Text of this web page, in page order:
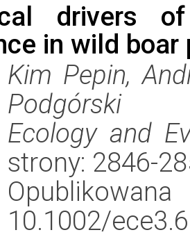
drivers
in wild
Kim Pepin,
Podgórski
Ecology and
strony: 2846-
Opublikowana
10.1002/